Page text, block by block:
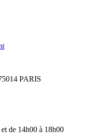
PARIS
de 14h00 à 18h00